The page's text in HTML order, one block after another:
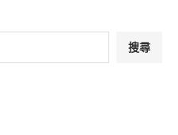
搜尋